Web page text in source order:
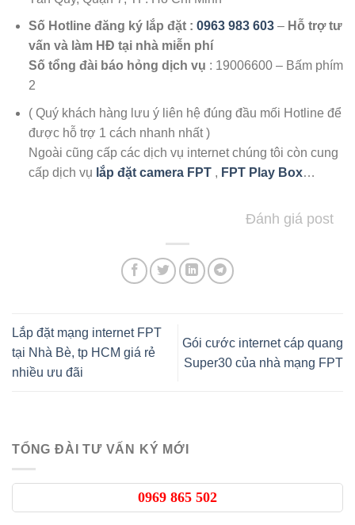
Số Hotline đăng ký lắp đặt : 0963 983 603– Hỗ trợ tư
vấn và làm HĐ tại nhà miễn phí
Số tổng đài báo hỏng dịch vụ : 19006600 – Bấm phím
2
( Quý khách hàng lưu ý liên hệ đúng đầu mối Hotline để
được hỗ trợ 1 cách nhanh nhất )
Ngoài cũng cấp các dịch vụ internet chúng tôi còn cung
cấp dịch vụ lắp đặt camera FPT, FPT Play Box…
Đánh giá post
Lắp đặt mạng internet FPT
tại Nhà Bè, tp HCM giá rẻ
nhiều ưu đãi
Gói cước internet cáp quang
Super30 của nhà mạng FPT
TỔNG ĐÀI TƯ VẤN KÝ MỚI
0969 865 502